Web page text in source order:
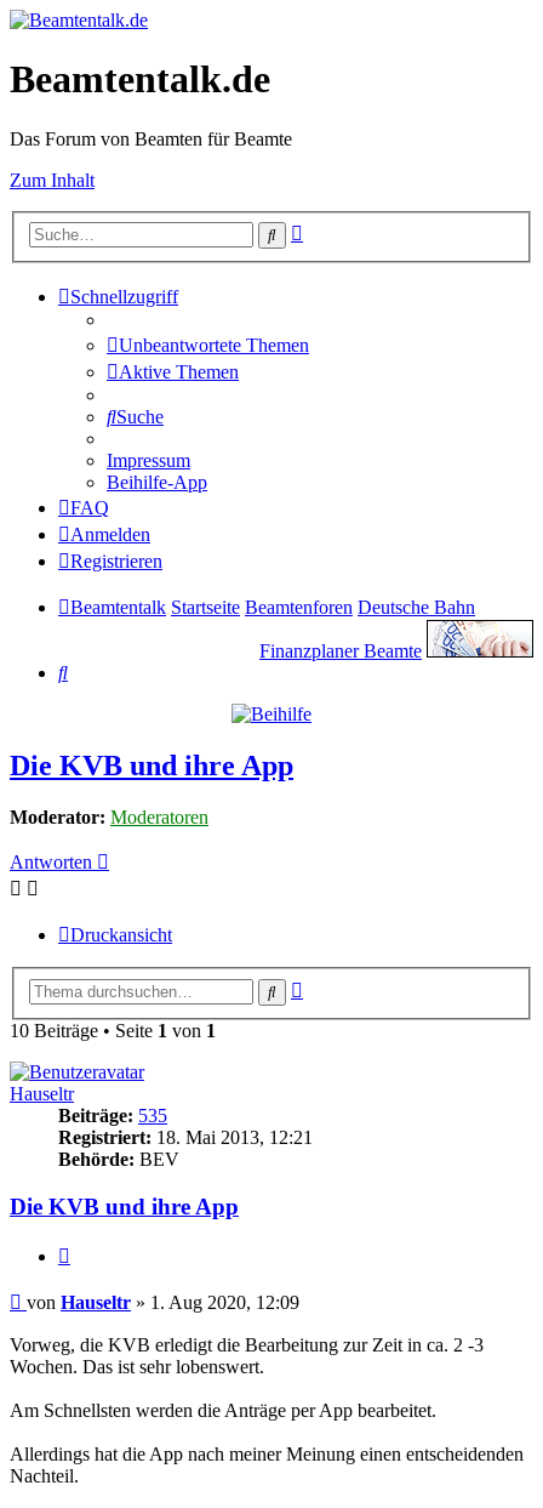
Beamtentalk.de
Das Forum von Beamten für Beamte
Zum Inhalt
Suche
Schnellzugriff
Unbeantwortete Themen
Aktive Themen
Suche
Impressum
Beihilfe-App
FAQ
Anmelden
Registrieren
Beamtentalk Startseite Beamtenforen Deutsche Bahn
Finanzplaner Beamte
Suche
Die KVB und ihre App
Moderator: Moderatoren
Antworten
Druckansicht
Suche
10 Beiträge • Seite 1 von 1
Hauseltr
Beiträge: 535
Registriert: 18. Mai 2013, 12:21
Behörde: BEV
Die KVB und ihre App
Beitrag
von Hauseltr » 1. Aug 2020, 12:09
Vorweg, die KVB erledigt die Bearbeitung zur Zeit in ca. 2 -3
Wochen. Das ist sehr lobenswert.
Am Schnellsten werden die Anträge per App bearbeitet.
Allerdings hat die App nach meiner Meinung einen entscheidenden
Nachteil.